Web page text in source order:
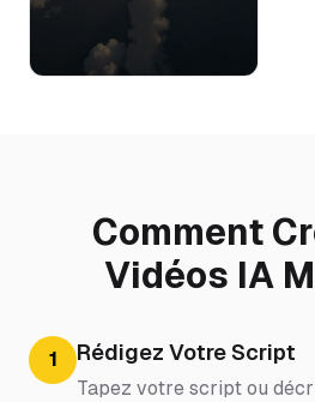
Comment
Vidéos IA
1 Rédigez Votre Script
Tapez votre script ou